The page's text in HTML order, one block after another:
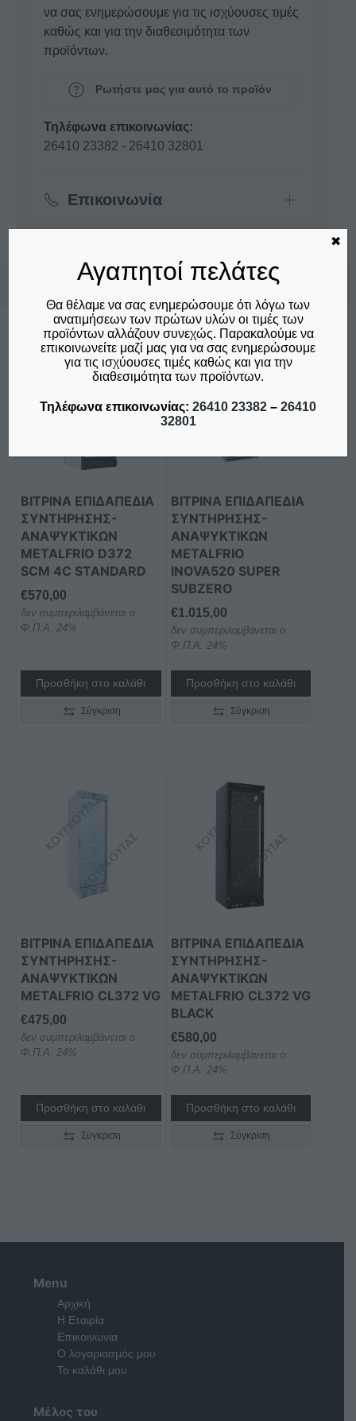
να σας ενημερώσουμε για τις ισχύουσες τιμές
καθώς και για την διαθεσιμότητα των
προϊόντων.
Ρωτήστε μας για αυτό το προϊόν
Τηλέφωνα επικοινωνίας:
26410 23382 - 26410 32801
Επικοινωνία
Σχετικά προϊόντα
ΒΙΤΡΙΝΑ ΕΠΙΔΑΠΕΔΙΑ
ΣΥΝΤΗΡΗΣΗΣ-
ΑΝΑΨΥΚΤΙΚΩΝ
METALFRIO D372
SCM 4C STANDARD
€570,00
δεν συμπεριλαμβάνεται ο
Φ.Π.Α. 24%
Προσθήκη στο καλάθι
Σύγκριση
ΒΙΤΡΙΝΑ ΕΠΙΔΑΠΕΔΙΑ
ΣΥΝΤΗΡΗΣΗΣ-
ΑΝΑΨΥΚΤΙΚΩΝ
METALFRIO
INOVA520 SUPER
SUBZERO
€1.015,00
δεν συμπεριλαμβάνεται ο
Φ.Π.Α. 24%
Προσθήκη στο καλάθι
Σύγκριση
ΒΙΤΡΙΝΑ ΕΠΙΔΑΠΕΔΙΑ
ΣΥΝΤΗΡΗΣΗΣ-
ΑΝΑΨΥΚΤΙΚΩΝ
METALFRIO CL372 VG
€475,00
δεν συμπεριλαμβάνεται ο
Φ.Π.Α. 24%
Προσθήκη στο καλάθι
Σύγκριση
ΒΙΤΡΙΝΑ ΕΠΙΔΑΠΕΔΙΑ
ΣΥΝΤΗΡΗΣΗΣ-
ΑΝΑΨΥΚΤΙΚΩΝ
METALFRIO CL372 VG
BLACK
€580,00
δεν συμπεριλαμβάνεται ο
Φ.Π.Α. 24%
Προσθήκη στο καλάθι
Σύγκριση
Menu
Αρχική
Η Εταιρία
Επικοινωνία
Ο λογαριασμός μου
Το καλάθι μου
Μέλος του
Αγαπητοί πελάτες
Θα θέλαμε να σας ενημερώσουμε ότι λόγω των
ανατιμήσεων των πρώτων υλών οι τιμές των
προϊόντων αλλάζουν συνεχώς. Παρακαλούμε να
επικοινωνείτε μαζί μας για να σας ενημερώσουμε
για τις ισχύουσες τιμές καθώς και για την
διαθεσιμότητα των προϊόντων.
Τηλέφωνα επικοινωνίας: 26410 23382 – 26410
32801
✖